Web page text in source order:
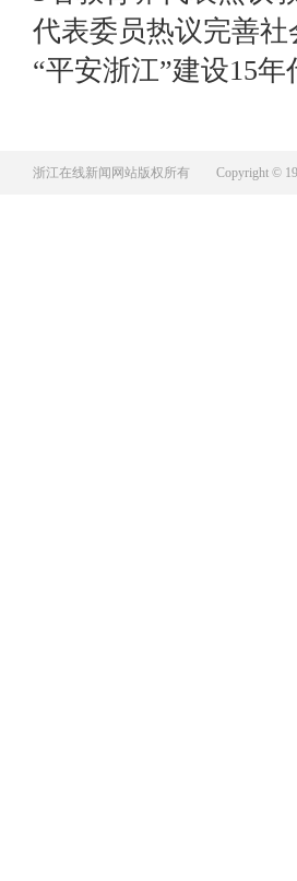
代表委员热议完善
“平安浙江”建设15
浙江在线新闻网站版权所有 Copyright ©